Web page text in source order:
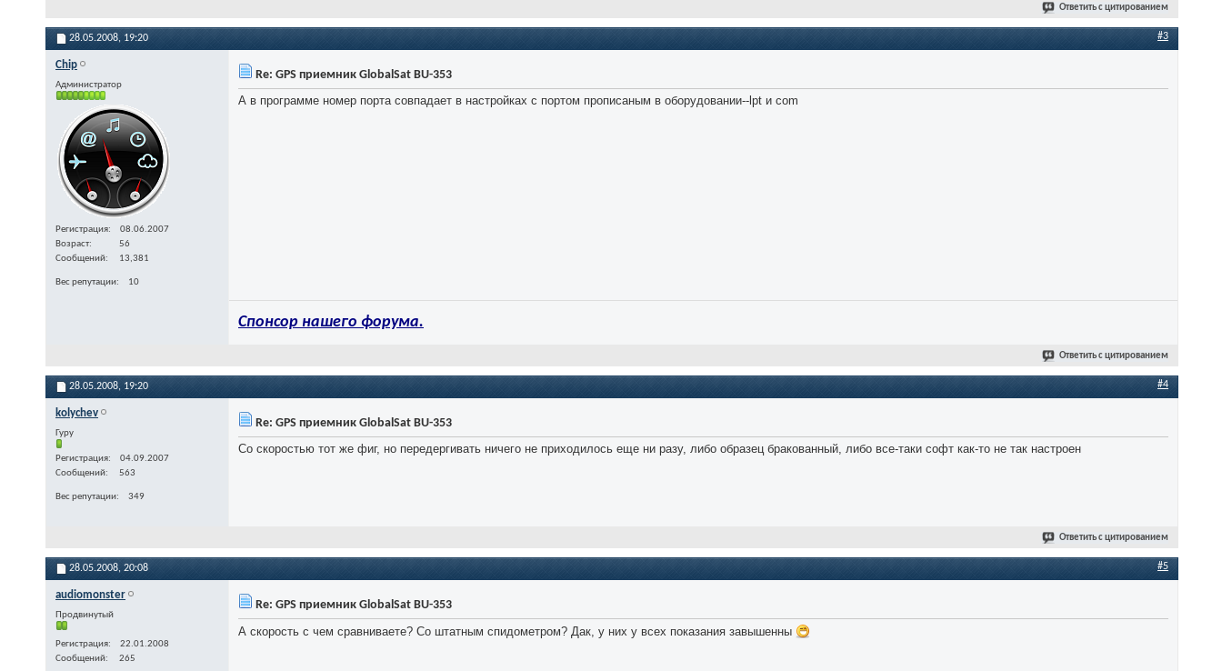
Ответить с цитированием
28.05.2008, 19:20 #3
Chip
Администратор
Регистрация
08.06.2007
Возраст
56
Сообщений
13,381
Вес репутации 10
Re: GPS приемник GlobalSat BU-353
А в программе номер порта совпадает в настройках с портом прописаным в оборудовании--lpt и com
Спонсор нашего форума.
Ответить с цитированием
28.05.2008, 19:20 #4
kolychev
Гуру
Регистрация
04.09.2007
Сообщений
563
Вес репутации 349
Re: GPS приемник GlobalSat BU-353
Со скоростью тот же фиг, но передергивать ничего не приходилось еще ни разу, либо образец бракованный, либо все-таки софт как-то не так настроен
Ответить с цитированием
28.05.2008, 20:08 #5
audiomonster
Продвинутый
Регистрация
22.01.2008
Сообщений
265
Re: GPS приемник GlobalSat BU-353
А скорость с чем сравниваете? Со штатным спидометром? Дак, у них у всех показания завышенны